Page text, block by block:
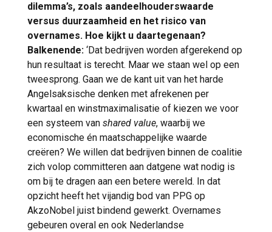
dilemma’s, zoals aandeelhouderswaarde
versus duurzaamheid en het risico van
overnames. Hoe kijkt u daartegenaan?
Balkenende: ‘Dat bedrijven worden afgerekend op
hun resultaat is terecht. Maar we staan wel op een
tweesprong. Gaan we de kant uit van het harde
Angelsaksische denken met afrekenen per
kwartaal en winstmaximalisatie of kiezen we voor
een systeem van shared value, waarbij we
economische én maatschappelijke waarde
creëren? We willen dat bedrijven binnen de coalitie
zich volop committeren aan datgene wat nodig is
om bij te dragen aan een betere wereld. In dat
opzicht heeft het vijandig bod van PPG op
AkzoNobel juist bindend gewerkt. Overnames
gebeuren overal en ook Nederlandse